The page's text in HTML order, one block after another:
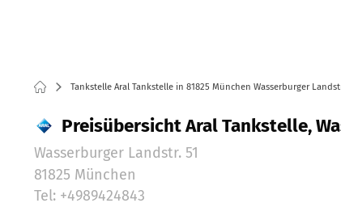
Tankstelle Aral Tankstelle in 81825 München Wasserburger
Preisübersicht Aral Tankstelle,
Wasserburger Landstr. 51
81825 München
Tel: +4989424843